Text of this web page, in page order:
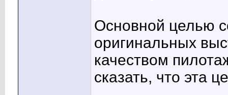
Основной целью
оригинальных
качеством
сказать, что эта